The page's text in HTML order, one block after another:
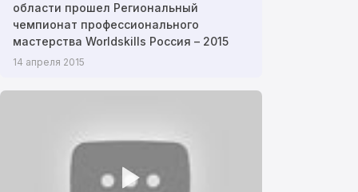
области прошел Региональный
чемпионат профессионального
мастерства Worldskills Россия – 2015
14 апреля 2015